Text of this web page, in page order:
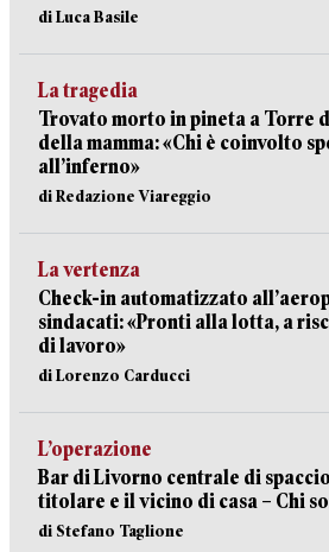
di Luca Basile
La tragedia
Trovato morto in pineta a Torre
della mamma: «Chi è coinvolto
all’inferno»
di Redazione Viareggio
La vertenza
Check-in automatizzato
sindacati: «Pronti alla lotta, a
di lavoro»
di Lorenzo Carducci
L’operazione
Bar di Livorno centrale di
titolare e il vicino di casa – Chi
di Stefano Taglione